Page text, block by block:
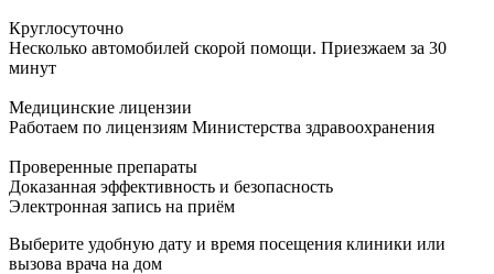
Круглосуточно
Несколько автомобилей скорой помощи. Приезжаем за 30
минут
Медицинские лицензии
Работаем по лицензиям Министерства здравоохранения
Проверенные препараты
Доказанная эффективность и безопасность
Электронная запись на приём
Выберите удобную дату и время посещения клиники или
вызова врача на дом